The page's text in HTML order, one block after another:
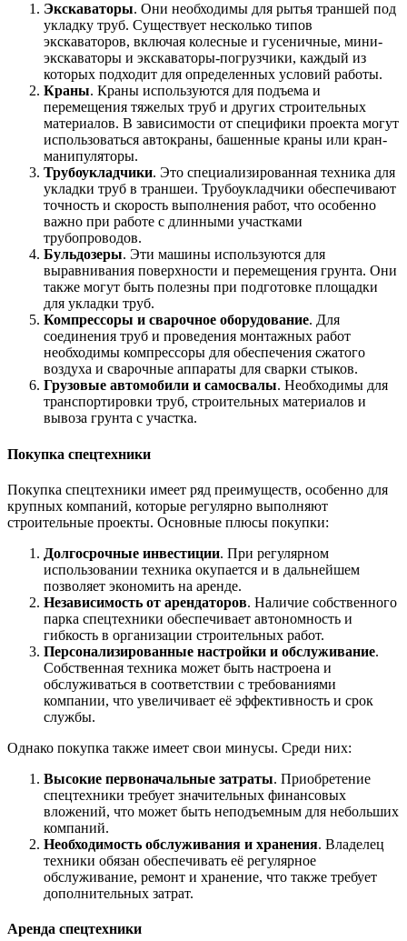
Экскаваторы. Они необходимы для рытья траншей под
укладку труб. Существует несколько типов
экскаваторов, включая колесные и гусеничные, мини-
экскаваторы и экскаваторы-погрузчики, каждый из
которых подходит для определенных условий работы.
Краны. Краны используются для подъема и
перемещения тяжелых труб и других строительных
материалов. В зависимости от специфики проекта могут
использоваться автокраны, башенные краны или кран-
манипуляторы.
Трубоукладчики. Это специализированная техника для
укладки труб в траншеи. Трубоукладчики обеспечивают
точность и скорость выполнения работ, что особенно
важно при работе с длинными участками
трубопроводов.
Бульдозеры. Эти машины используются для
выравнивания поверхности и перемещения грунта. Они
также могут быть полезны при подготовке площадки
для укладки труб.
Компрессоры и сварочное оборудование. Для
соединения труб и проведения монтажных работ
необходимы компрессоры для обеспечения сжатого
воздуха и сварочные аппараты для сварки стыков.
Грузовые автомобили и самосвалы. Необходимы для
транспортировки труб, строительных материалов и
вывоза грунта с участка.
Покупка спецтехники
Покупка спецтехники имеет ряд преимуществ, особенно для
крупных компаний, которые регулярно выполняют
строительные проекты. Основные плюсы покупки:
Долгосрочные инвестиции. При регулярном
использовании техника окупается и в дальнейшем
позволяет экономить на аренде.
Независимость от арендаторов. Наличие собственного
парка спецтехники обеспечивает автономность и
гибкость в организации строительных работ.
Персонализированные настройки и обслуживание.
Собственная техника может быть настроена и
обслуживаться в соответствии с требованиями
компании, что увеличивает её эффективность и срок
службы.
Однако покупка также имеет свои минусы. Среди них:
Высокие первоначальные затраты. Приобретение
спецтехники требует значительных финансовых
вложений, что может быть неподъемным для небольших
компаний.
Необходимость обслуживания и хранения. Владелец
техники обязан обеспечивать её регулярное
обслуживание, ремонт и хранение, что также требует
дополнительных затрат.
Аренда спецтехники